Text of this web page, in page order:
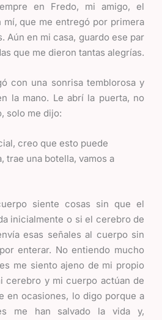
en Fredo, mi amigo, el
que me entregó por primera
Aún en mi casa, guardo ese par
que me dieron tantas alegrías.
con una sonrisa temblorosa y
la mano. Le abrí la puerta, no
solo me dijo:
creo que esto puede
trae una botella, vamos a
siente cosas sin que el
inicialmente o si el cerebro de
esas señales al cuerpo sin
enterar. No entiendo mucho
me siento ajeno de mi propio
cerebro y mi cuerpo actúan de
en ocasiones, lo digo porque a
me han salvado la vida y,